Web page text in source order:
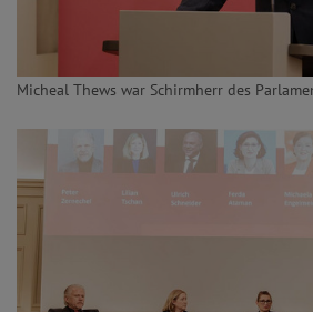
Micheal Thews war Schirmherr des